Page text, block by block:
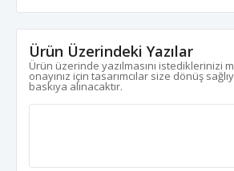
Ürün Üzerindeki Yazılar
Ürün üzerinde yazılmasını istediklerinizi
onayınız için tasarımcılar size dönüş
baskıya alınacaktır.